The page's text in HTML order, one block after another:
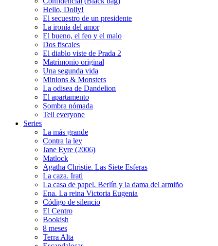
Hello, Dolly!
El secuestro de un presidente
La ironía del amor
El bueno, el feo y el malo
Dos fiscales
El diablo viste de Prada 2
Matrimonio original
Una segunda vida
Minions & Monsters
La odisea de Dandelion
El apartamento
Sombra nómada
Tell everyone
Series
La más grande
Contra la ley
Jane Eyre (2006)
Matlock
Agatha Christie. Las Siete Esferas
La caza. Irati
La casa de papel. Berlín y la dama del armiño
Ena. La reina Victoria Eugenia
Código de silencio
El Centro
Bookish
8 meses
Terra Alta